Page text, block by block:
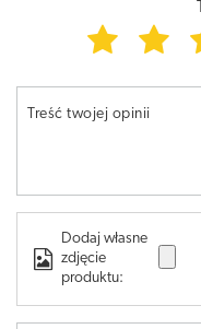
Treść twojej opinii
Dodaj własne
zdjęcie
produktu: